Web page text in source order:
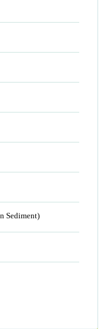
Sediment)